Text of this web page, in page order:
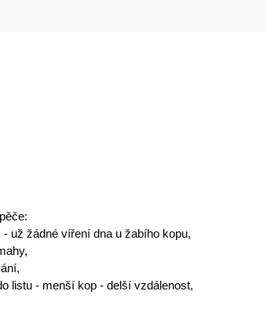
už žádné víření dna u žabího kopu,
listu - menší kop - delší vzdálenost,